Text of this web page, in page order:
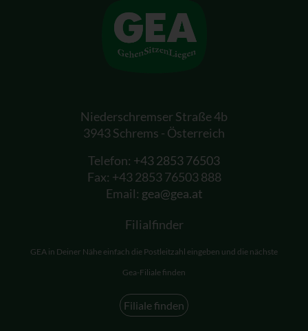
Niederschremser Straße 4b
3943 Schrems - Österreich
Telefon: +43 2853 76503
Fax: +43 2853 76503 888
Email: gea@gea.at
Filialfinder
GEA in Deiner Nähe einfach die Postleitzahl eingeben und die nächste
Gea-Filiale finden
Filiale finden